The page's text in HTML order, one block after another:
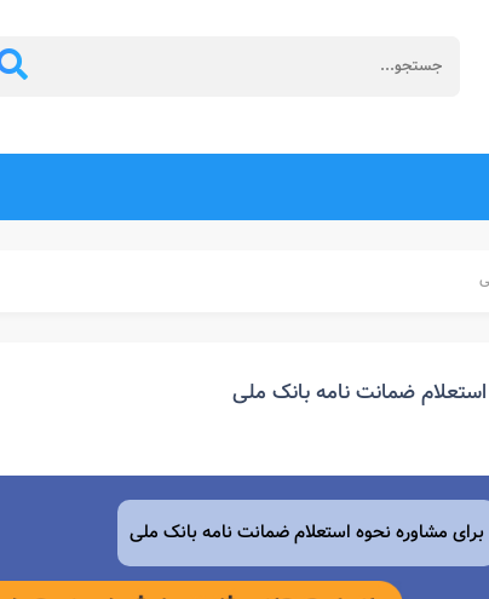
استعلام ضمانت نامه بانک ملی
برای مشاوره نحوه استعلام ضمانت نامه بانک ملی